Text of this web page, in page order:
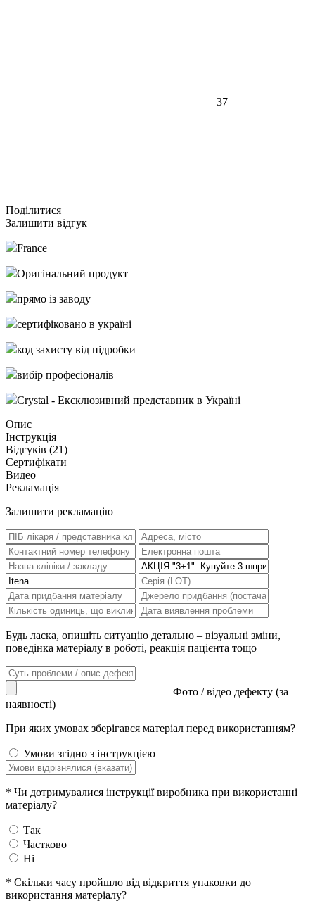
37
Подiлитися
Залишити відгук
France
Оригінальний продукт
прямо із заводу
сертифіковано в україні
код захисту від підробки
вибір професіоналів
Crystal - Ексклюзивний представник в Україні
Опис
Інструкція
Відгуків (21)
Сертифікати
Видео
Рекламація
Залишити рекламацію
Будь ласка, опишіть ситуацію детально – візуальні зміни,
поведінка матеріалу в роботі, реакція пацієнта тощо
Фото / відео дефекту (за
наявності)
При яких умовах зберігався матеріал перед використанням?
Умови згідно з інструкцією
* Чи дотримувалися інструкції виробника при використанні
матеріалу?
Так
Частково
Ні
* Скільки часу пройшло від відкриття упаковки до
використання матеріалу?